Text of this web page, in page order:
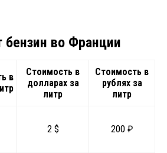
бензин во Франции
в
Стоимость в
долларах за
литр
Стоимость в
рублях за
литр
2 $ 200 ₽